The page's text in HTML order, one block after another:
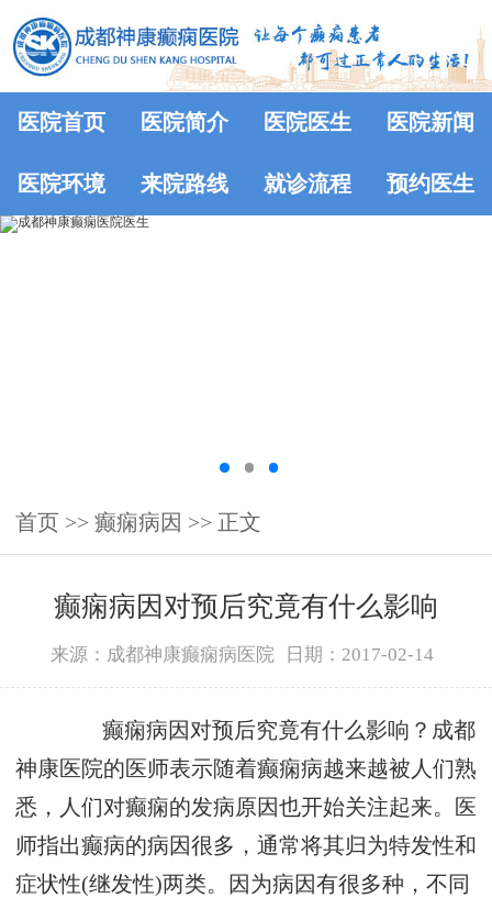
医院首页 医院简介 医院医生 医院新闻
医院环境 来院路线 就诊流程 预约医生
首页 >> 癫痫病因 >> 正文
癫痫病因对预后究竟有什么影响
来源：成都神康癫痫病医院 日期：2017-02-14
癫痫病因对预后究竟有什么影响？成都
神康医院的医师表示随着癫痫病越来越被人们熟
悉，人们对癫痫的发病原因也开始关注起来。医
师指出癫病的病因很多，通常将其归为特发性和
症状性(继发性)两类。因为病因有很多种，不同